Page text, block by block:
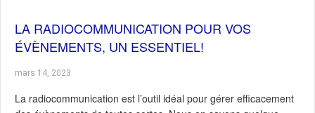
LA RADIOCOMMUNICATION POUR VOS
ÉVÈNEMENTS, UN ESSENTIEL!
mars 14, 2023
La radiocommunication est l’outil idéal pour gérer efficacement